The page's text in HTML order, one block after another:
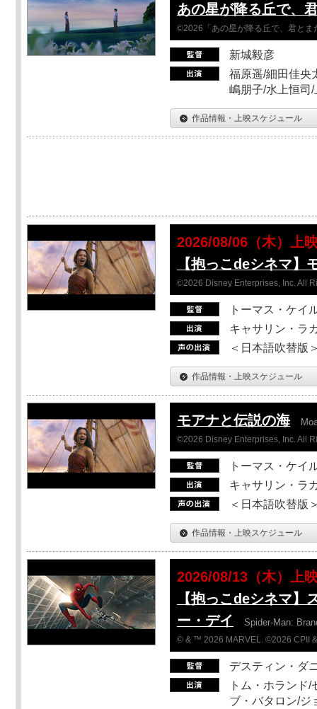
あの星が降る丘で、
©2026「あの星が降る丘で、君とま
新城毅彦
福原遥/細田佳央
嶋朋子/水上恒司
作品情報・上映スケジュール
2026/08/06（木）上
【抱っこdeシネマ】
©2026 Disney Enterprises, Inc. All
トーマス・ケイ
キャサリン・ラ
＜日本語吹替版
作品情報・上映スケジュール
モアナと伝説の海
©2026 Disney Enterprises, Inc. All
トーマス・ケイ
キャサリン・ラ
＜日本語吹替版
作品情報・上映スケジュール
2026/08/13（木）上
【抱っこdeシネマ】
ー・デイ
Spider-Man:
© & ™ 2026 MARVEL. ©2026 CPII
デスティン・ダ
トム・ホランド
ブ・バタロン/ジ